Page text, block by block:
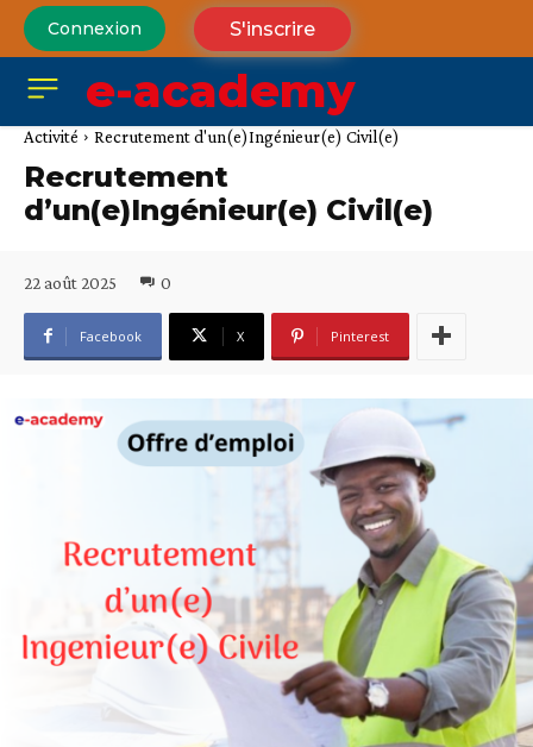
Connexion S'inscrire
e-academy
Activité Recrutement d'un(e)Ingénieur(e) Civil(e)
Recrutement
d’un(e)Ingénieur(e) Civil(e)
22 août 2025 0
Facebook X Pinterest